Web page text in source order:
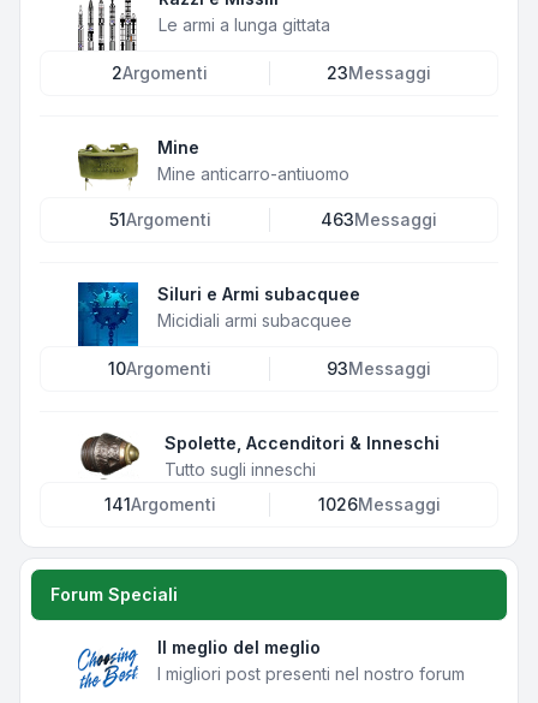
Le armi a lunga gittata
2Argomenti 23Messaggi
Mine
Mine anticarro-antiuomo
51Argomenti 463Messaggi
Siluri e Armi subacquee
Micidiali armi subacquee
10Argomenti 93Messaggi
Spolette, Accenditori & Inneschi
Tutto sugli inneschi
141Argomenti 1026Messaggi
Forum Speciali
Il meglio del meglio
I migliori post presenti nel nostro forum